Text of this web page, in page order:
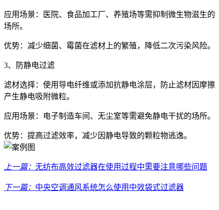
应用场景：医院、食品加工厂、养殖场等需抑制微生物滋生的
场所。
优势：减少细菌、霉菌在滤材上的繁殖，降低二次污染风险。
3、防静电过滤
滤材选择：使用导电纤维或添加抗静电涂层，防止滤材因摩擦
产生静电吸附微粒。
应用场景：电子制造车间、无尘室等需避免静电干扰的场所。
优势：提高过滤效率，减少因静电导致的颗粒物逃逸。
上一篇： 无纺布高效过滤器在使用过程中需要注意哪些问题
下一篇： 中央空调通风系统怎么使用中效袋式过滤器